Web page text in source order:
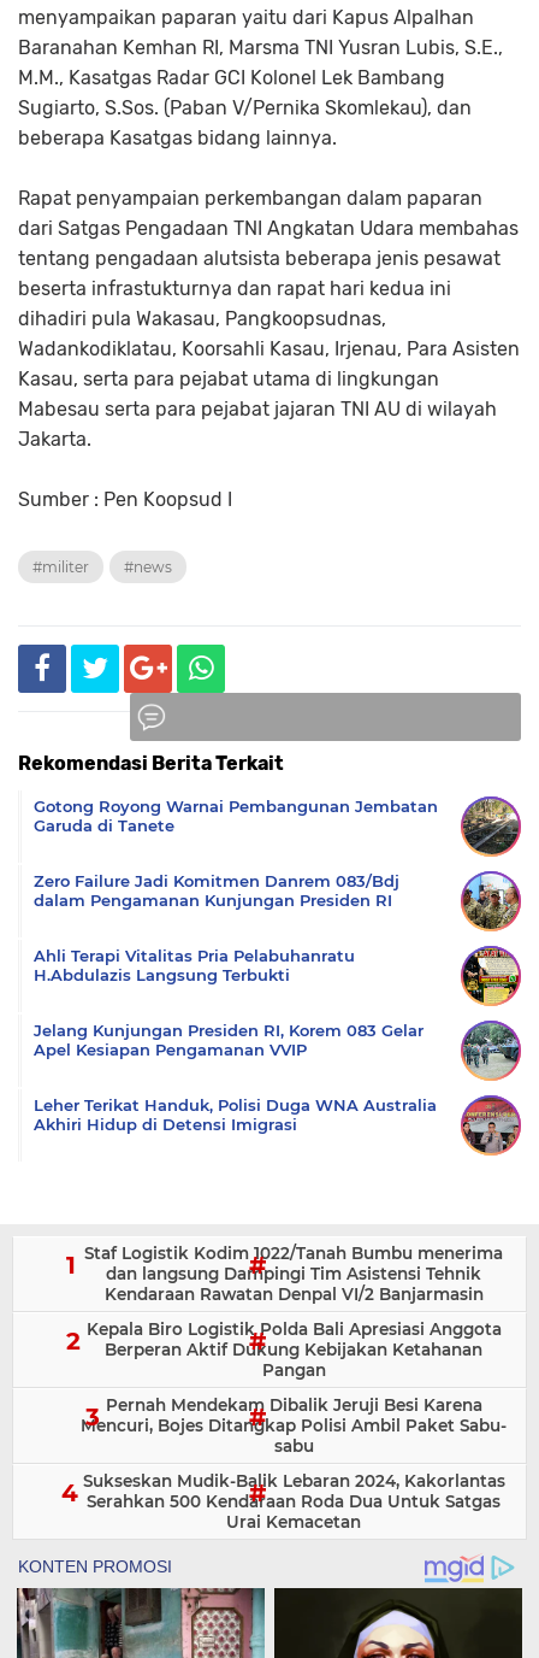
menyampaikan paparan yaitu dari Kapus Alpalhan
Baranahan Kemhan RI, Marsma TNI Yusran Lubis, S.E.,
M.M., Kasatgas Radar GCI Kolonel Lek Bambang
Sugiarto, S.Sos. (Paban V/Pernika Skomlekau), dan
beberapa Kasatgas bidang lainnya.
Rapat penyampaian perkembangan dalam paparan
dari Satgas Pengadaan TNI Angkatan Udara membahas
tentang pengadaan alutsista beberapa jenis pesawat
beserta infrastukturnya dan rapat hari kedua ini
dihadiri pula Wakasau, Pangkoopsudnas,
Wadankodiklatau, Koorsahli Kasau, Irjenau, Para Asisten
Kasau, serta para pejabat utama di lingkungan
Mabesau serta para pejabat jajaran TNI AU di wilayah
Jakarta.
Sumber : Pen Koopsud I
#militer #news
Rekomendasi Berita Terkait
Gotong Royong Warnai Pembangunan Jembatan
Garuda di Tanete
Zero Failure Jadi Komitmen Danrem 083/Bdj
dalam Pengamanan Kunjungan Presiden RI
Ahli Terapi Vitalitas Pria Pelabuhanratu
H.Abdulazis Langsung Terbukti
Jelang Kunjungan Presiden RI, Korem 083 Gelar
Apel Kesiapan Pengamanan VVIP
Leher Terikat Handuk, Polisi Duga WNA Australia
Akhiri Hidup di Detensi Imigrasi
Staf Logistik Kodim 1022/Tanah Bumbu menerima
dan langsung Dampingi Tim Asistensi Tehnik
Kendaraan Rawatan Denpal VI/2 Banjarmasin
Kepala Biro Logistik Polda Bali Apresiasi Anggota
Berperan Aktif Dukung Kebijakan Ketahanan
Pangan
Pernah Mendekam Dibalik Jeruji Besi Karena
Mencuri, Bojes Ditangkap Polisi Ambil Paket Sabu-
sabu
Sukseskan Mudik-Balik Lebaran 2024, Kakorlantas
Serahkan 500 Kendaraan Roda Dua Untuk Satgas
Urai Kemacetan